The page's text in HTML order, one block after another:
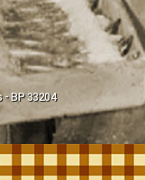
- BP 33204